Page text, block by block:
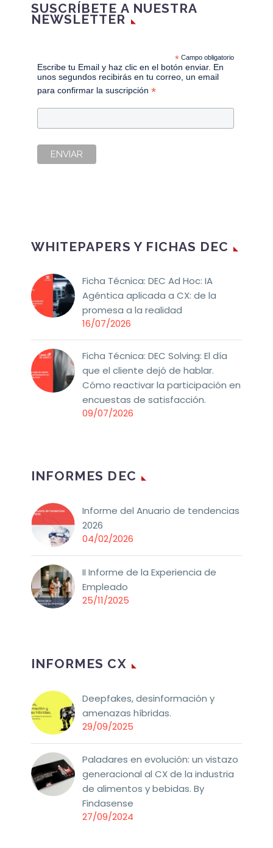
SUSCRÍBETE A NUESTRA
NEWSLETTER
*Campo obligatorio
Escribe tu Email y haz clic en el botón enviar. En
unos segundos recibirás en tu correo, un email
para confirmar la suscripción*
WHITEPAPERS Y FICHAS DEC
Ficha Técnica: DEC Ad Hoc: IA
Agéntica aplicada a CX: de la
promesa a la realidad
16/07/2026
Ficha Técnica: DEC Solving: El día
que el cliente dejó de hablar.
Cómo reactivar la participación en
encuestas de satisfacción.
09/07/2026
INFORMES DEC
Informe del Anuario de tendencias
2026
04/02/2026
II Informe de la Experiencia de
Empleado
25/11/2025
INFORMES CX
Deepfakes, desinformación y
amenazas híbridas.
29/09/2025
Paladares en evolución: un vistazo
generacional al CX de la industria
de alimentos y bebidas. By
Findasense
27/09/2024